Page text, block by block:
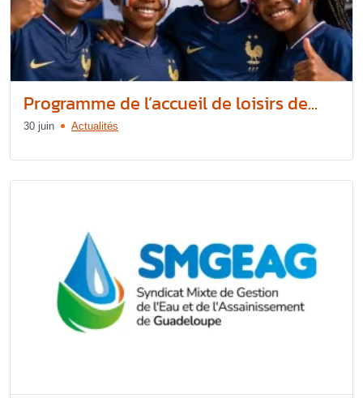
Programme de l’accueil de loisirs de...
30 juin Actualités